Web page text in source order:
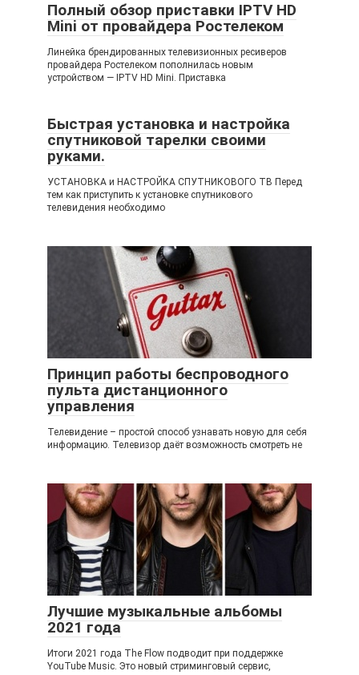
Полный обзор приставки IPTV HD
Mini от провайдера Ростелеком
Линейка брендированных телевизионных ресиверов
провайдера Ростелеком пополнилась новым
устройством — IPTV HD Mini. Приставка
Быстрая установка и настройка
спутниковой тарелки своими
руками.
УСТАНОВКА и НАСТРОЙКА СПУТНИКОВОГО ТВ Перед
тем как приступить к установке спутникового
телевидения необходимо
Принцип работы беспроводного
пульта дистанционного
управления
Телевидение – простой способ узнавать новую для себя
информацию. Телевизор даёт возможность смотреть не
Лучшие музыкальные альбомы
2021 года
Итоги 2021 года The Flow подводит при поддержке
YouTube Music. Это новый стриминговый сервис,